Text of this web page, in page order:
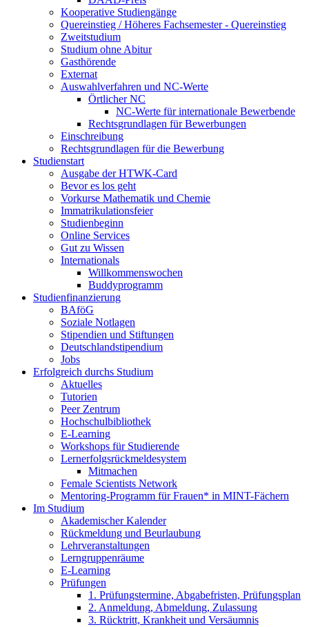
Kooperative Studiengänge
Quereinstieg / Höheres Fachsemester - Quereinstieg
Zweitstudium
Studium ohne Abitur
Gasthörende
Externat
Auswahlverfahren und NC-Werte
Örtlicher NC
NC-Werte für internationale Bewerbende
Rechtsgrundlagen für Bewerbungen
Einschreibung
Rechtsgrundlagen für die Bewerbung
Studienstart
Ausgabe der HTWK-Card
Bevor es los geht
Vorkurse Mathematik und Chemie
Immatrikulationsfeier
Studienbeginn
Online Services
Gut zu Wissen
Internationals
Willkommenswochen
Buddyprogramm
Studienfinanzierung
BAföG
Soziale Notlagen
Stipendien und Stiftungen
Deutschlandstipendium
Jobs
Erfolgreich durchs Studium
Aktuelles
Tutorien
Peer Zentrum
Hochschulbibliothek
E-Learning
Workshops für Studierende
Lernerfolgsrückmeldesystem
Mitmachen
Female Scientists Network
Mentoring-Programm für Frauen* in MINT-Fächern
Im Studium
Akademischer Kalender
Rückmeldung und Beurlaubung
Lehrveranstaltungen
Lerngruppenräume
E-Learning
Prüfungen
1. Prüfungstermine, Abgabefristen, Prüfungsplan
2. Anmeldung, Abmeldung, Zulassung
3. Rücktritt, Krankheit und Versäumnis